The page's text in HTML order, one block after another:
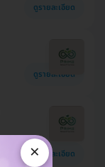
ดูรายละเอียด
ดูรายละเอียด
ดูรายละเอียด
×